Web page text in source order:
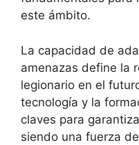
este ámbito.
La capacidad de
amenazas define la
legionario en el
tecnología y la
claves para
siendo una fuerza